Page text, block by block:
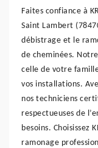
Faites confiance à
Saint Lambert
débistrage et le
de cheminées.
celle de votre
vos installations.
nos techniciens
respectueuses de
besoins. Choisissez
ramonage